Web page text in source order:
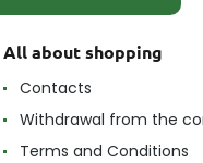
All about shopping
Contacts
Withdrawal from the
Terms and Conditions